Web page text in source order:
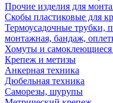
Прочие изделия для
Скобы пластиковые для
Термоусадочные трубки,
монтажная, бандаж,
Хомуты и
Крепеж и метизы
Анкерная техника
Дюбельная техника
Саморезы, шурупы